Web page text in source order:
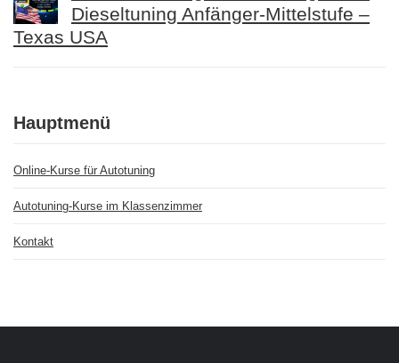
Dieseltuning Anfänger-Mittelstufe –
Texas USA
Hauptmenü
Online-Kurse für Autotuning
Autotuning-Kurse im Klassenzimmer
Kontakt